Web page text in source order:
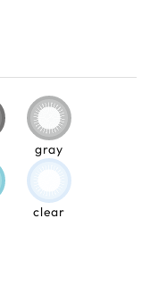
gray
clear